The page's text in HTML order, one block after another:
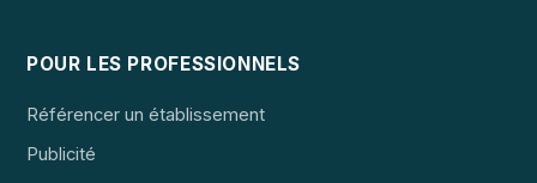
POUR LES PROFESSIONNELS
Référencer un établissement
Publicité